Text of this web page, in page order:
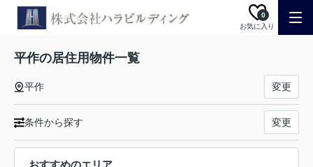
お気に入り
0
平作の居住用物件一覧
平作 変更
条件から探す 変更
おすすめのエリア